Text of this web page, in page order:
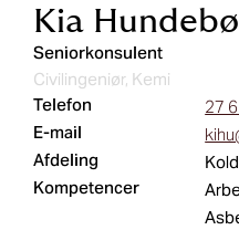
Kia
Seniorkonsulent
Civilingeniør, Kemi
Telefon
27
E-mail
Afdeling
Kompetencer